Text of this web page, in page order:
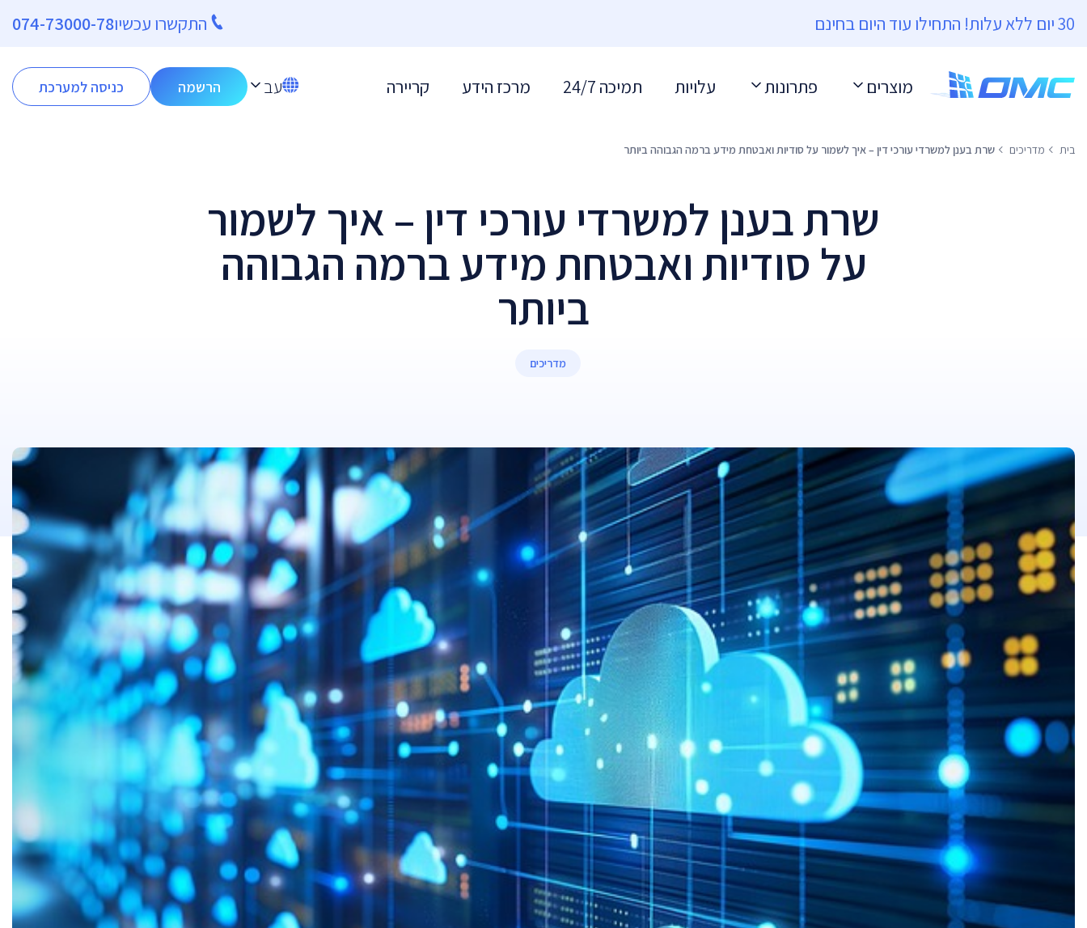
30 יום ללא עלות! התחילו עוד היום בחינם התקשרו עכשיו074-73000-78
מוצרים פתרונות עלויות תמיכה 24/7 מרכז הידע קריירה עב הרשמה כניסה למערכת
בית מדריכים שרת בענן למשרדי עורכי דין – איך לשמור על סודיות ואבטחת מידע ברמה הגבוהה ביותר
שרת בענן למשרדי עורכי דין – איך לשמור
על סודיות ואבטחת מידע ברמה הגבוהה
ביותר
מדריכים